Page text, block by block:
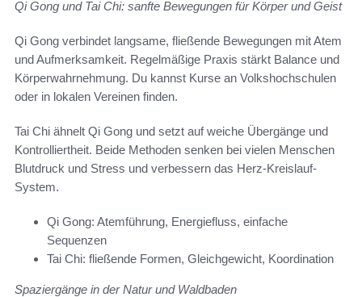
Qi Gong und Tai Chi: sanfte Bewegungen für Körper und Geist
Qi Gong verbindet langsame, fließende Bewegungen mit Atem
und Aufmerksamkeit. Regelmäßige Praxis stärkt Balance und
Körperwahrnehmung. Du kannst Kurse an Volkshochschulen
oder in lokalen Vereinen finden.
Tai Chi ähnelt Qi Gong und setzt auf weiche Übergänge und
Kontrolliertheit. Beide Methoden senken bei vielen Menschen
Blutdruck und Stress und verbessern das Herz-Kreislauf-
System.
Qi Gong: Atemführung, Energiefluss, einfache
Sequenzen
Tai Chi: fließende Formen, Gleichgewicht, Koordination
Spaziergänge in der Natur und Waldbaden